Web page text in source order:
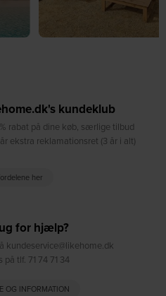
kundeklub
rabat på dine køb, særlige tilbud
ekstra reklamationsret (3 år i alt)
her
for hjælp?
kundeservice@likehome.dk
tlf. 71 74 71 34
OG INFORMATION